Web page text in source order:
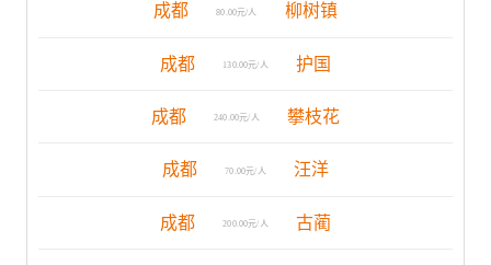
成都 80.00元/人 柳树镇
成都 130.00元/人 护国
成都 240.00元/人 攀枝花
成都 70.00元/人 汪洋
成都 200.00元/人 古蔺